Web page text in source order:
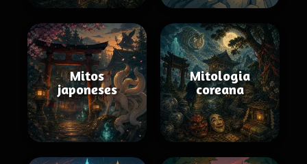
Mitos
japoneses
Mitologia
coreana